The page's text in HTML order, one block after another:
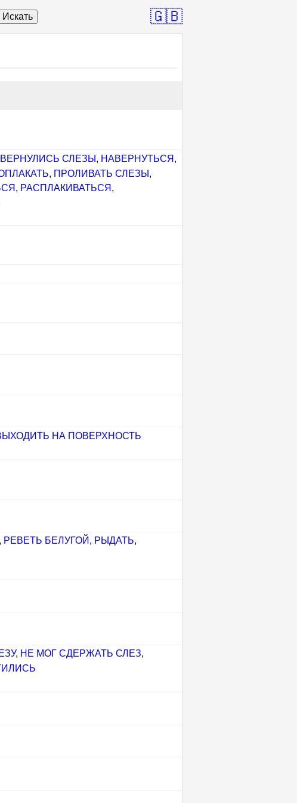
Искать 🇬🇧
СЛЕЗЫ , НАВЕРНУТЬСЯ ,
, ПРОЛИВАТЬ СЛЕЗЫ ,
, РАСПЛАКИВАТЬСЯ ,
НА ПОВЕРХНОСТЬ
, РЕВЕТЬ БЕЛУГОЙ , РЫДАТЬ,
, НЕ МОГ СДЕРЖАТЬ СЛЕЗ,